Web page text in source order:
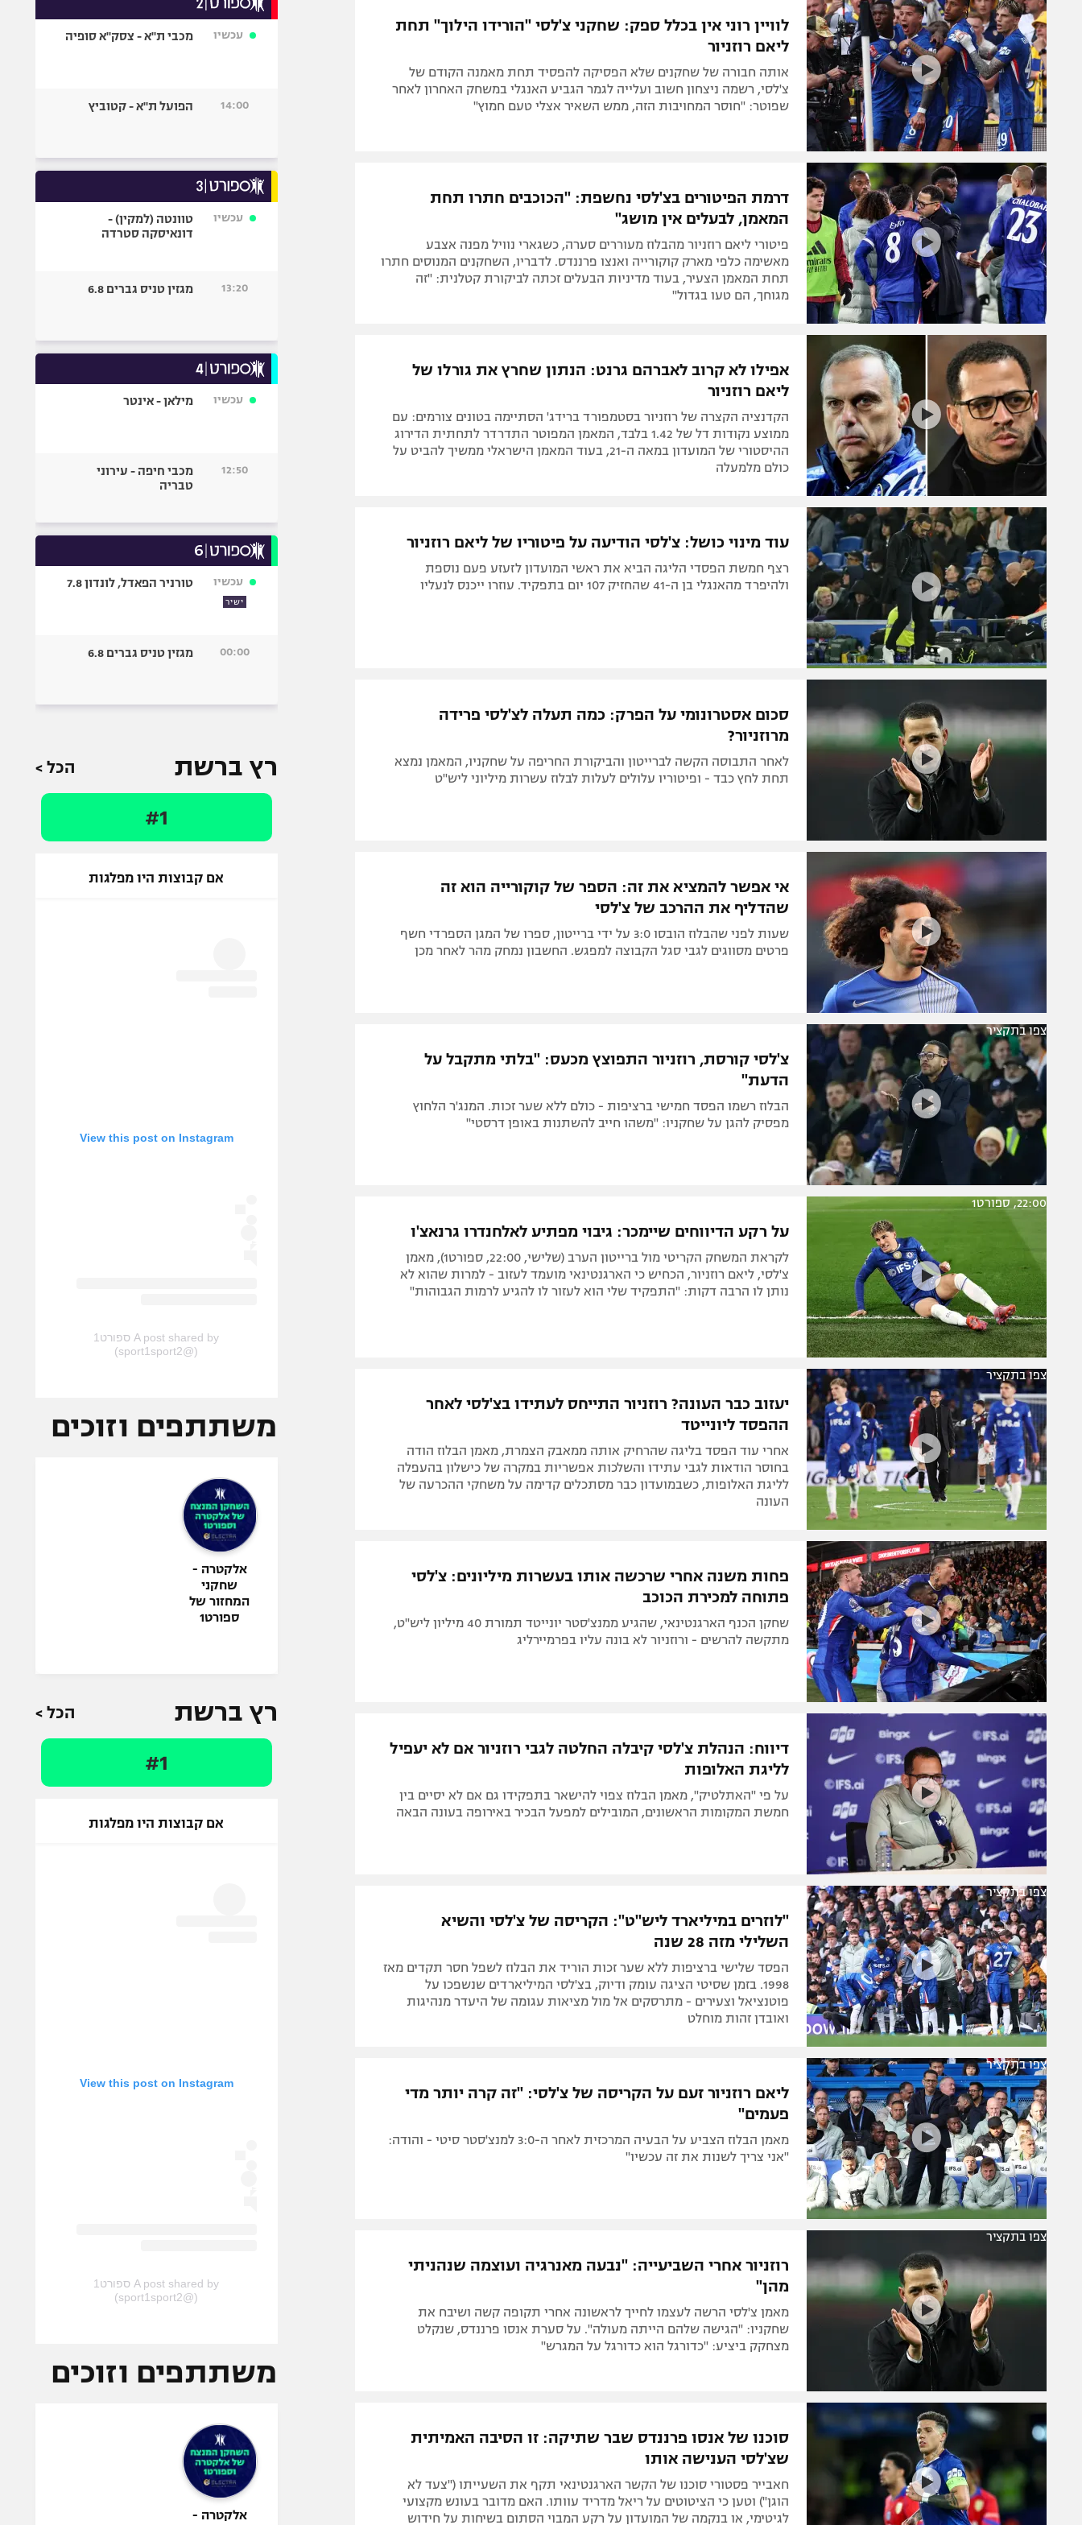
תקנון משתתפים וזוכים בפרסים
תקנון עבור פעילות אלקטרה
תקנון עבור פעילות ספורט 1 – "מרלן"
טניס
גיימינג E-Sports
תנאי שימוש
מדיניות פרטיות
תקנון פעילות ספורט 1
רשיון להקרנה פומבית לבית עסק
הצטרפות לחבילת הערוצים
לוח דרושים – ג'ובנט
תגיות
המגזין
הפועל באר שבע
מכבי נתניה
בני יהודה
ליגות נוספות
ספורט מוטורי
בייסבול MLB
גיימינג E-Sports
לוויין רוני אין בכלל ספק: שחקני צ'לסי "הורידו הילוך" תחת
ליאם רוזניור
אותה חבורה של שחקנים שלא הפסיקה להפסיד תחת מאמנה הקודם של
צ'לסי, רשמה ניצחון חשוב ועלייה לגמר הגביע האנגלי במשחק האחרון לאחר
שפוטר: "חוסר המחויבות הזה, ממש השאיר אצלי טעם חמוץ"
דרמת הפיטורים בצ'לסי נחשפת: "הכוכבים חתרו תחת
המאמן, לבעלים אין מושג"
פיטורי ליאם רוזניור מהבלוז מעוררים סערה, כשגארי נוויל מפנה אצבע
מאשימה כלפי מארק קוקורייה ואנצו פרננדס. לדבריו, השחקנים המנוסים חתרו
תחת המאמן הצעיר, בעוד מדיניות הבעלים זכתה לביקורת קטלנית: "זה
מגוחך, הם טעו בגדול"
אפילו לא קרוב לאברהם גרנט: הנתון שחרץ את גורלו של
ליאם רוזניור
הקדנציה הקצרה של רוזניור בסטמפורד ברידג' הסתיימה בטונים צורמים: עם
ממוצע נקודות דל של 1.42 בלבד, המאמן המפוטר התדרדר לתחתית הדירוג
ההיסטורי של המועדון במאה ה-21, בעוד המאמן הישראלי ממשיך להביט על
כולם מלמעלה
עוד מינוי כושל: צ'לסי הודיעה על פיטוריו של ליאם רוזניור
רצף חמשת הפסדי הליגה הביא את ראשי המועדון לזעזע פעם נוספת
ולהיפרד מהאנגלי בן ה-41 שהחזיק 107 יום בתפקיד. עוזרו ייכנס לנעליו
סכום אסטרונומי על הפרק: כמה תעלה לצ'לסי פרידה
מרוזניור?
לאחר התבוסה הקשה לברייטון והביקורת החריפה על שחקניו, המאמן נמצא
תחת לחץ כבד - ופיטוריו עלולים לעלות לבלוז עשרות מיליוני ליש"ט
אי אפשר להמציא את זה: הספר של קוקורייה הוא זה
שהדליף את ההרכב של צ'לסי
שעות לפני שהבלוז הובסו 3:0 על ידי ברייטון, ספרו של המגן הספרדי חשף
פרטים מסווגים לגבי סגל הקבוצה למפגש. החשבון נמחק מהר לאחר מכן
צפו בתקציר
צ'לסי קורסת, רוזניור התפוצץ מכעס: "בלתי מתקבל על
הדעת"
הבלוז רשמו הפסד חמישי ברציפות - כולם ללא שער זכות. המנג'ר הלחוץ
מפסיק להגן על שחקניו: "משהו חייב להשתנות באופן דרסטי"
22:00, ספורט1
על רקע הדיווחים שיימכר: גיבוי מפתיע לאלחנדרו גרנאצ'ו
לקראת המשחק הקריטי מול ברייטון הערב (שלישי, 22:00, ספורט1), מאמן
צ'לסי, ליאם רוזניור, הכחיש כי הארגנטינאי מועמד לעזוב - למרות שהוא לא
נותן לו הרבה דקות: "התפקיד שלי הוא לעזור לו להגיע לרמות הגבוהות"
צפו בתקציר
יעזוב כבר העונה? רוזניור התייחס לעתידו בצ'לסי לאחר
ההפסד ליונייטד
אחרי עוד הפסד בליגה שהרחיק אותה ממאבק הצמרת, מאמן הבלוז הודה
בחוסר הודאות לגבי עתידו והשלכות אפשריות במקרה של כישלון בהעפלה
לליגת האלופות, כשבמועדון כבר מסתכלים קדימה על משחקי ההכרעה של
העונה
פחות משנה אחרי שרכשה אותו בעשרות מיליונים: צ'לסי
פתוחה למכירת הכוכב
שחקן הכנף הארגנטינאי, שהגיע ממנצ'סטר יונייטד תמורת 40 מיליון ליש"ט,
מתקשה להרשים - ורוזניור לא בונה עליו בפרמיירליג
דיווח: הנהלת צ'לסי קיבלה החלטה לגבי רוזניור אם לא יעפיל
לליגת האלופות
על פי "האתלטיק", מאמן הבלוז צפוי להישאר בתפקידו גם אם לא יסיים בין
חמשת המקומות הראשונים, המובילים למפעל הבכיר באירופה בעונה הבאה
צפו בתקציר
"לוזרים במיליארד ליש"ט": הקריסה של צ'לסי והשיא
השלילי מזה 28 שנה
הפסד שלישי ברציפות ללא שער זכות הוריד את הבלוז לשפל חסר תקדים מאז
1998. בזמן שסיטי הציגה עומק ודיוק, בצ'לסי המיליארדים שנשפכו על
פוטנציאל וצעירים - מתרסקים אל מול מציאות עגומה של היעדר מנהיגות
ואובדן זהות מוחלט
צפו בתקציר
ליאם רוזניור זעם על הקריסה של צ'לסי: "זה קרה יותר מדי
פעמים"
מאמן הבלוז הצביע על הבעיה המרכזית לאחר ה-3:0 למנצ'סטר סיטי - והודה:
"אני צריך לשנות את זה עכשיו"
צפו בתקציר
רוזניור אחרי השביעייה: "נבעה מאנרגיה ועוצמה שנהניתי
מהן"
מאמן צ'לסי הרשה לעצמו לחייך לראשונה אחרי תקופה קשה ושיבח את
שחקניו: "הגישה שלהם הייתה מעולה". על סערת אנסו פרננדס, שנקלט
מצחקק ביציע: "כדורגל הוא כדורגל על ​​המגרש"
סוכנו של אנסו פרננדס שבר שתיקה: זו הסיבה האמיתית
שצ'לסי הענישה אותו
חאבייר פסטורי סוכנו של הקשר הארגנטינאי תקף את השעייתו ("צעד לא
הוגן") וטען כי הציטוטים על ריאל מדריד עוותו. האם מדובר בעונש מקצועי
לגיטימי, או בנקמה של המועדון על רקע המבוי הסתום בשיחות על חידוש
עכשיו מכבי ת"א - צסק"א סופיה
14:00 הפועל ת"א - קטוביץ
עכשיו
טוונטה (למקין) -
דונאיסקה סטרדה
13:20 מגזין טניס גברים 6.8
עכשיו מילאן - אינטר
12:50
מכבי חיפה - עירוני
טבריה
עכשיו
ישיר
טורניר הפאדל, לונדון 7.8
00:00 מגזין טניס גברים 6.8
רץ ברשת הכל >
#1
אם קבוצות היו מפלגות
View this post on Instagram
A post shared by ספורט1
(@sport1sport2)
משתתפים וזוכים
אלקטרה -
שחקני
המחזור של
ספורט1
רץ ברשת הכל >
#1
אם קבוצות היו מפלגות
View this post on Instagram
A post shared by ספורט1
(@sport1sport2)
משתתפים וזוכים
אלקטרה -